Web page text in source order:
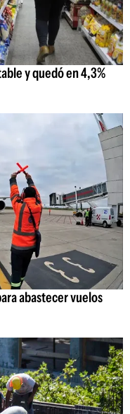
y quedó en 4,3%
abastecer vuelos